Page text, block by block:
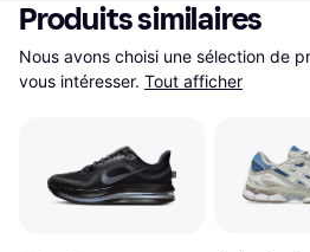
Produits similaires
Nous avons choisi une sélection de
vous intéresser. Tout afficher